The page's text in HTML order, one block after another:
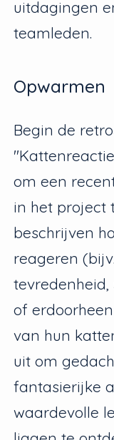
uitdagingen
teamleden.
Opwarmen
Begin de
om een
in het project
beschrijven
reageren
of
van hun
uit om
fantasierijke
waardevolle